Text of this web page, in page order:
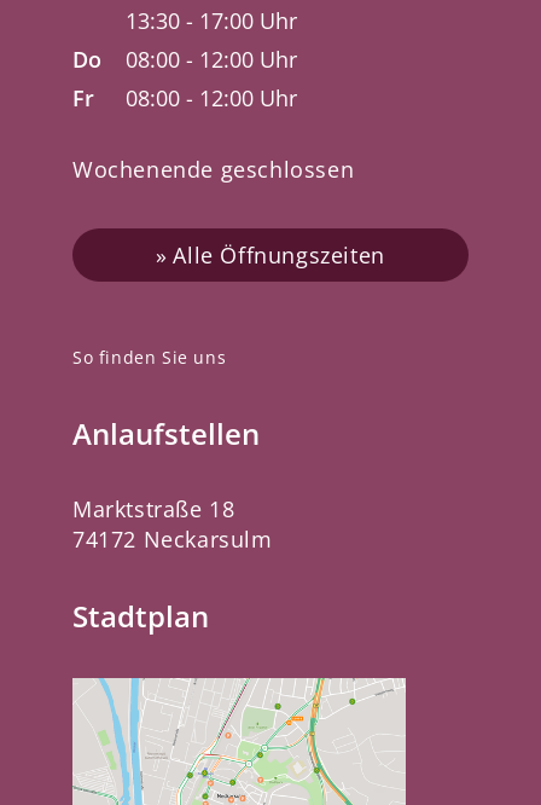
So finden Sie uns
Anlaufstellen
Marktstraße 18
74172 Neckarsulm
Stadtplan
13:30 - 17:00 Uhr
Do
08:00 - 12:00 Uhr
Fr
08:00 - 12:00 Uhr
Wochenende geschlossen
Alle Öffnungszeiten